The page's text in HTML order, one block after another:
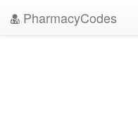
PharmacyCodes